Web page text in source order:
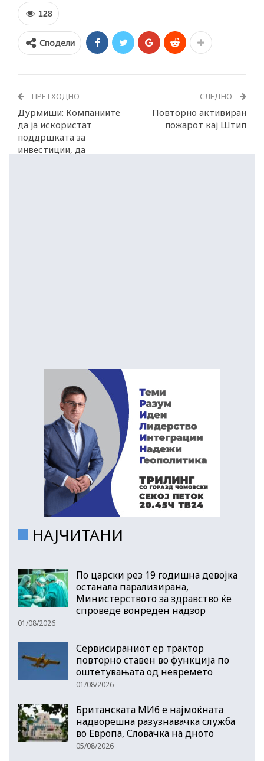
128
Сподели
ПРЕТХОДНО
Дурмиши: Компаниите
да ја искористат
поддршката за
инвестиции, да
СЛЕДНО
Повторно активиран
пожарот кај Штип
НАЈЧИТАНИ
По царски рез 19 годишна девојка
останала парализирана,
Министерството за здравство ќе
спроведе вонреден надзор
01/08/2026
Сервисираниот ер трактор
повторно ставен во функција по
оштетувањата од невремето
01/08/2026
Британската МИ6 е најмоќната
надворешна разузнавачка служба
во Европа, Словачка на дното
05/08/2026